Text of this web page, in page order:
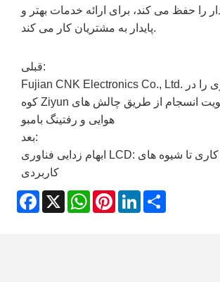
را حفظ می کند، برای ارائه خدمات بهتر و
پایدار به مشتریان کار می کند.
قبلی:
Fujian CNK Electronics Co., Ltd. سفر تیم سازی را در
کوه Ziyun آغاز می کند: تقویت انسجام از طریق چالش های
هوایی و رفتینگ بامبو
بعد:
ابهام زدایی فناوری LCD: از اصول کاری تا شیوه های
کاربردی
Facebook
X WhatsApp
PinterestLinkedIn